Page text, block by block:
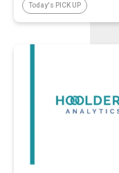
Today's PICK UP